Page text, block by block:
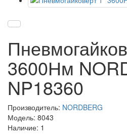
3600Нм
NP18360
Производитель: NORDBERG
Модель: 8043
Наличие: 1